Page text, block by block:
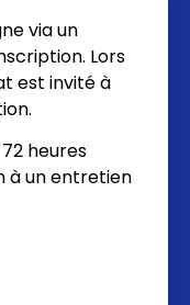
via un
Lors
est invité à
heures
à un entretien